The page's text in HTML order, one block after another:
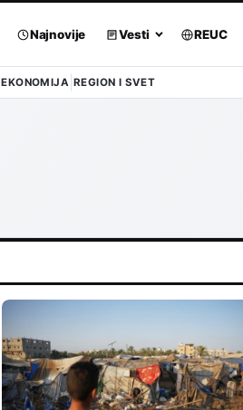
Najnovije Vesti REUC
EKONOMIJA REGION I SVET